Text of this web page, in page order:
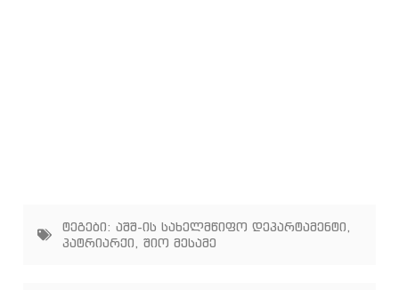
ტეგები: აშშ-ის სახელმწიფო დეპარტამენტი,
პატრიარქი, შიო მესამე